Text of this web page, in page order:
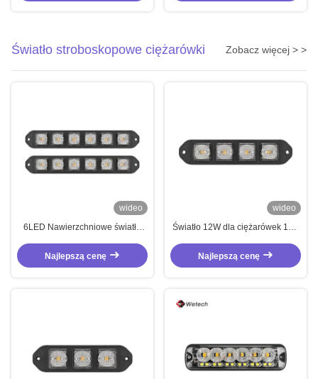
Światło stroboskopowe ciężarówki Zobacz więcej > >
wideo
6LED Nawierzchniowe światła
światła IP67
Najlepszą cenę
wideo
Światło 12W dla ciężarówek 12V
wózków widłowych o dużej mocy
Najlepszą cenę